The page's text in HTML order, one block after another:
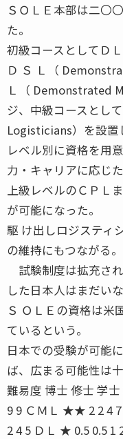
ＳＯＬＥ本部は二〇
た。
初級コースとしてＤ
Ｄ Ｓ Ｌ（
Ｌ（ Demonstrated
ジ、中級コースとし
Logisticians）を設置
レベル別に資格を用
力・キャリアに応じ
上級レベルのＣＰＬ
が可能になった。
駆 け出しロジスティ
の維持にもつながる。
試験制度は拡充さ
した日本人はまだい
Ｓ ＯＬＥの資格は米
ているという。
日本での受験が可能
ば、広まる可能性は
難易度 博士 修士 学
9 9 ＣＭＬ ★★ 2 2 4
2 4 5 ＤＬ ★ 0.5 0.5 1